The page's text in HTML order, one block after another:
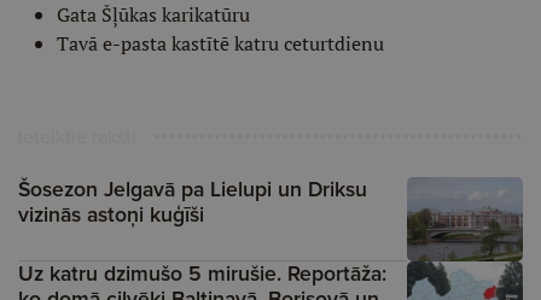
Gata Šļūkas karikatūru
Tavā e-pasta kastītē katru ceturtdienu
Šosezon Jelgavā pa Lielupi un Driksu
vizinās astoņi kuģīši
Uz katru dzimušo 5 mirušie. Reportāža: